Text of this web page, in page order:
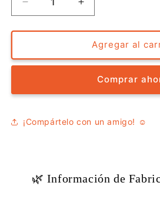
Reducir
cantidad
para
-
Vida
el
Aumentar
cantidad
para
Blusa
-
Vida
el
Agregar al
Comprar
¡Compártelo con un amigo! ☺️
🌿 Información de